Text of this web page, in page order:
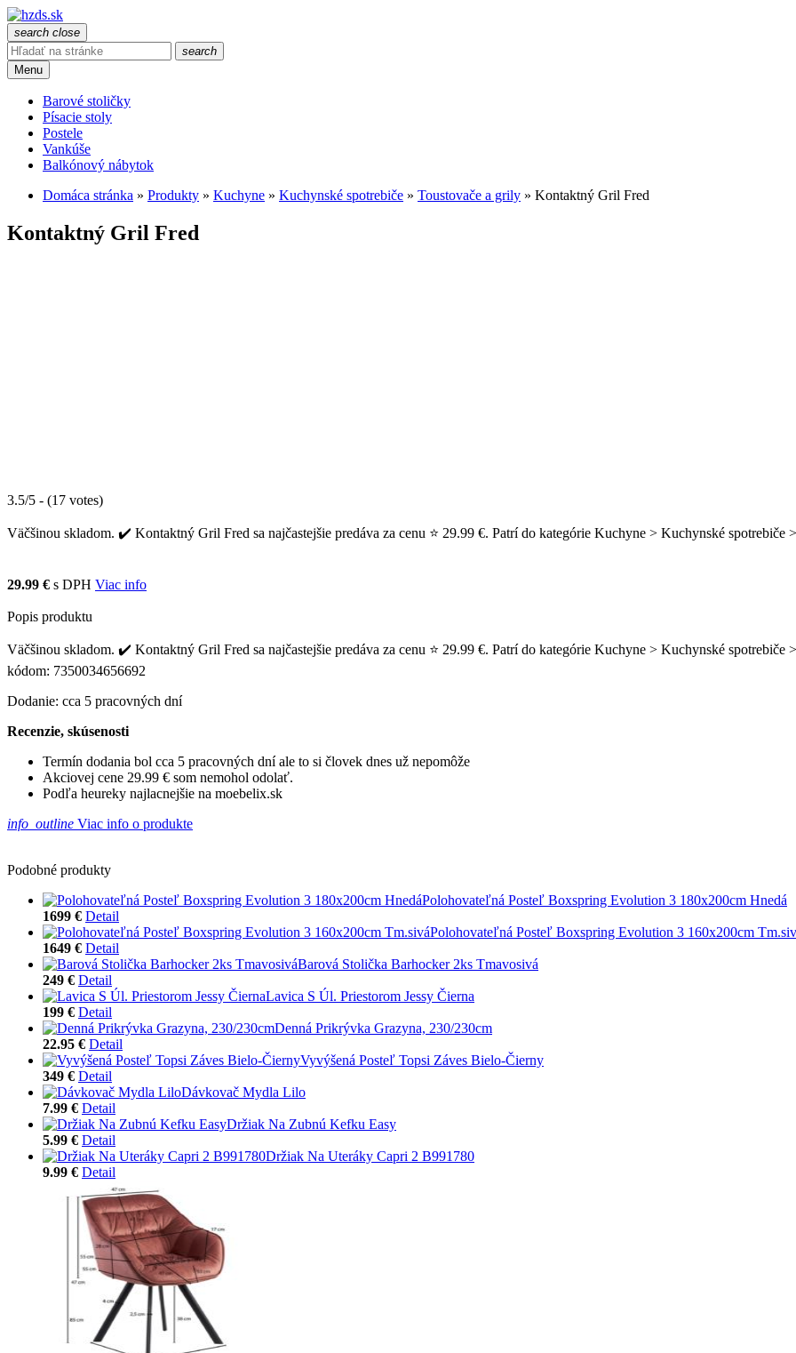
search close
search
Menu
Barové stoličky
Písacie stoly
Postele
Vankúše
Balkónový nábytok
Domáca stránka » Produkty » Kuchyne » Kuchynské spotrebiče » Toustovače a grily » Kontaktný Gril Fred
Kontaktný Gril Fred
3.5/5 - (17 votes)
Väčšinou skladom. ✔️ Kontaktný Gril Fred sa najčastejšie predáva za cenu ⭐ 29.99 €. Patrí do kategórie Kuchyne > Kuchynské spotrebiče
29.99 € s DPH Viac info
Popis produktu
Väčšinou skladom. ✔️ Kontaktný Gril Fred sa najčastejšie predáva za cenu ⭐ 29.99 €. Patrí do kategórie Kuchyne > Kuchynské
kódom: 7350034656692
Dodanie: cca 5 pracovných dní
Recenzie, skúsenosti
Termín dodania bol cca 5 pracovných dní ale to si človek dnes už nepomôže
Akciovej cene 29.99 € som nemohol odolať.
Podľa heureky najlacnejšie na moebelix.sk
info_outline Viac info o produkte
Podobné produkty
Polohovateľná Posteľ Boxspring Evolution 3 180x200cm Hnedá
1699 € Detail
Polohovateľná Posteľ Boxspring Evolution 3 160x200cm
1649 € Detail
Barová Stolička Barhocker 2ks Tmavosivá
249 € Detail
Lavica S Úl. Priestorom Jessy Čierna
199 € Detail
Denná Prikrývka Grazyna, 230/230cm
22.95 € Detail
Vyvýšená Posteľ Topsi Záves Bielo-Čierny
349 € Detail
Dávkovač Mydla Lilo
7.99 € Detail
Držiak Na Zubnú Kefku Easy
5.99 € Detail
Držiak Na Uteráky Capri 2 B991780
9.99 € Detail